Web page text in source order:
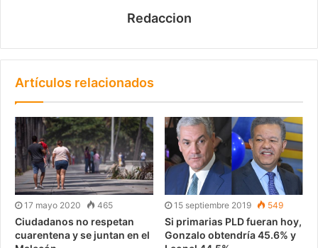
Redaccion
Artículos relacionados
17 mayo 2020 465
Ciudadanos no respetan
cuarentena y se juntan en el
15 septiembre 2019 549
Si primarias PLD fueran hoy,
Gonzalo obtendría 45.6% y